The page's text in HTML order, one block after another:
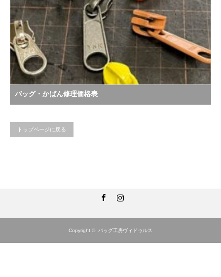
バッグ・かばん修理価格表
トップページに戻る
Copyright © バッグ工房ヴィドゥルス